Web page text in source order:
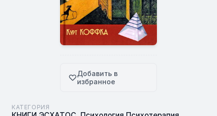
Добавить в
избранное
КАТЕГОРИЯ